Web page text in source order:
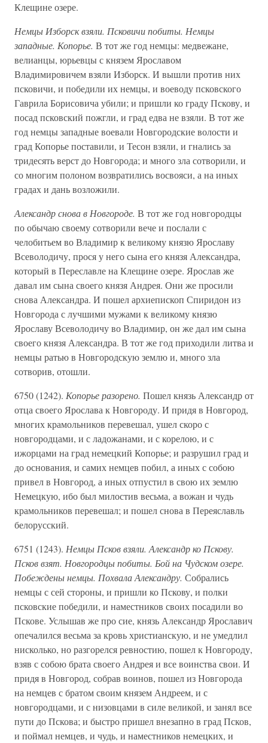
Клещине озере.
Немцы Изборск взяли. Псковичи побиты. Немцы
западные. Копорье. В тот же год немцы: медвежане,
велианцы, юрьевцы с князем Ярославом
Владимировичем взяли Изборск. И вышли против них
псковичи, и победили их немцы, и воеводу псковского
Гаврила Борисовича убили; и пришли ко граду Пскову, и
посад псковский пожгли, и град едва не взяли. В тот же
год немцы западные воевали Новгородские волости и
град Копорье поставили, и Тесон взяли, и гнались за
тридесять верст до Новгорода; и много зла сотворили, и
со многим полоном возвратились восвояси, а на иных
градах и дань возложили.
Александр снова в Новгороде. В тот же год новгородцы
по обычаю своему сотворили вече и послали с
челобитьем во Владимир к великому князю Ярославу
Всеволодичу, прося у него сына его князя Александра,
который в Переславле на Клещине озере. Ярослав же
давал им сына своего князя Андрея. Они же просили
снова Александра. И пошел архиепископ Спиридон из
Новгорода с лучшими мужами к великому князю
Ярославу Всеволодичу во Владимир, он же дал им сына
своего князя Александра. В тот же год приходили литва и
немцы ратью в Новгородскую землю и, много зла
сотворив, отошли.
6750 (1242). Копорье разорено. Пошел князь Александр от
отца своего Ярослава к Новгороду. И придя в Новгород,
многих крамольников перевешал, ушел скоро с
новгородцами, и с ладожанами, и с корелою, и с
ижорцами на град немецкий Копорье; и разрушил град и
до основания, и самих немцев побил, а иных с собою
привел в Новгород, а иных отпустил в свою их землю
Немецкую, ибо был милостив весьма, а вожан и чудь
крамольников перевешал; и пошел снова в Переяславль
белорусский.
6751 (1243). Немцы Псков взяли. Александр ко Пскову.
Псков взят. Новгородцы побиты. Бой на Чудском озере.
Побеждены немцы. Похвала Александру. Собрались
немцы с сей стороны, и пришли ко Пскову, и полки
псковские победили, и наместников своих посадили во
Пскове. Услышав же про сие, князь Александр Ярославич
опечалился весьма за кровь христианскую, и не умедлил
нисколько, но разгорелся ревностию, пошел к Новгороду,
взяв с собою брата своего Андрея и все воинства свои. И
придя в Новгород, собрав воинов, пошел из Новгорода
на немцев с братом своим князем Андреем, и с
новгородцами, и с низовцами в силе великой, и занял все
пути до Пскова; и быстро пришел внезапно в град Псков,
и поймал немцев, и чудь, и наместников немецких, и